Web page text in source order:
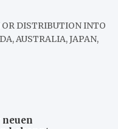
DISTRIBUTION INTO
AUSTRALIA, JAPAN,